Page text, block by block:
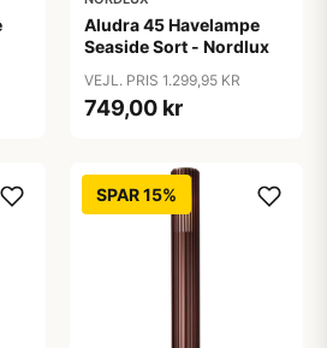
Aludra 45 Havelampe
Seaside Sort - Nordlux
VEJL. PRIS 1.299,95 KR
749,00 kr
SPAR 15%